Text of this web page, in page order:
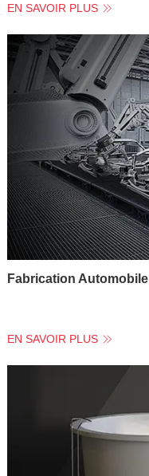
EN SAVOIR PLUS
Fabrication Automobile
EN SAVOIR PLUS